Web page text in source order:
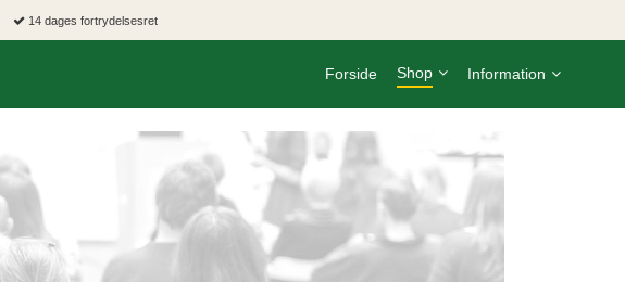
14 dages fortrydelsesret
Forside Shop Information